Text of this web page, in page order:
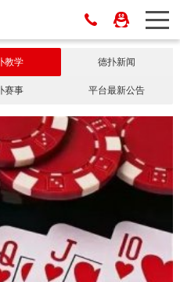
教学 德扑新闻
赛事 平台最新公告